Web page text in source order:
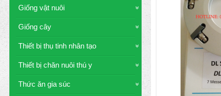
Giống vật nuôi
Giống cây
Thiết bị thụ tinh nhân tạo
Thiết bị chăn nuôi thú y
Thức ăn gia súc